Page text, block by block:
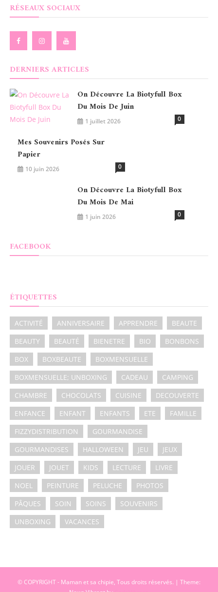
RÉSEAUX SOCIAUX
DERNIERS ARTICLES
On Découvre La Biotyfull Box
Du Mois De Juin
1 juillet 2026 0
Mes Souvenirs Posés Sur
Papier
10 juin 2026 0
On Découvre La Biotyfull Box
Du Mois De Mai
1 juin 2026 0
FACEBOOK
ÉTIQUETTES
ACTIVITÉ ANNIVERSAIRE APPRENDRE
BEAUTE
BEAUTY
BEAUTÉ BIENETRE BIO
BONBONS
BOX
BOXBEAUTE
BOXMENSUELLE
BOXMENSUELLE; UNBOXING
CADEAU
CAMPING
CHAMBRE
CHOCOLATS CUISINE
DECOUVERTE
ENFANCE
ENFANT ENFANTS ETE
FAMILLE
FIZZYDISTRIBUTION
GOURMANDISE
GOURMANDISES
HALLOWEEN JEU
JEUX
JOUER
JOUET KIDS LECTURE
LIVRE
NOEL
PEINTURE PELUCHE
PHOTOS
PÂQUES
SOIN SOINS
SOUVENIRS
UNBOXING
VACANCES
© COPYRIGHT - Maman et sa chipie, Tous droits réservés. | Theme: